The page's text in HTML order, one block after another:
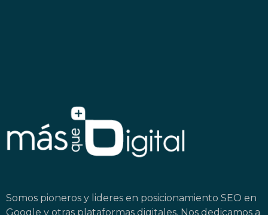
Somos pioneros y lideres en posicionamiento SEO en
Google y otras plataformas digitales. Nos dedicamos a